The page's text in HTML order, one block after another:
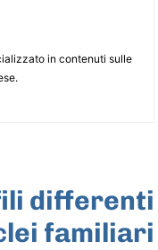
in contenuti sulle
differenti
familiari